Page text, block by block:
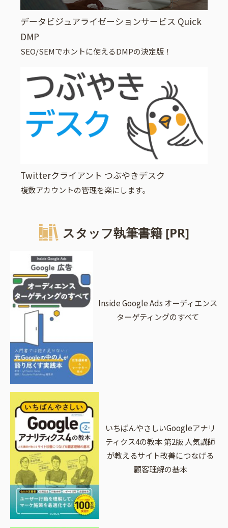
データビジュアライゼーションサービス Quick
DMP
SEO/SEMでホントに使えるDMPの決定版！
Twitterクライアント つぶやきデスク
複数アカウントの管理を楽にします。
スタッフ執筆書籍 [PR]
Inside Google Ads オーディエンス
ターゲティングのすべて
いちばんやさしいGoogleアナリ
ティクス4の教本 第2版 人気講師
が教えるサイト改善につなげる
顧客理解の基本